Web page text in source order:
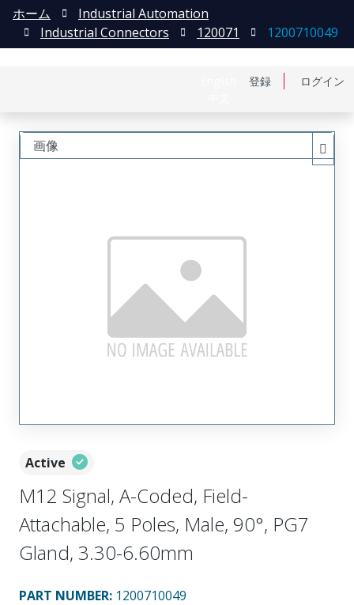
登録 ログイン
ホーム
Industrial Automation
Industrial Connectors
120071 1200710049
Active
M12 Signal, A-Coded, Field-
Attachable, 5 Poles, Male, 90°, PG7
Gland, 3.30-6.60mm
PART NUMBER: 1200710049
画像